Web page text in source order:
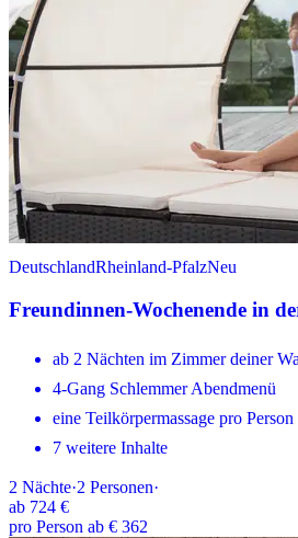
DeutschlandRheinland-PfalzNeu
Freundinnen-Wochenende in
ab 2 Nächten im Zimmer deiner
4-Gang Schlemmer Abendmenü
eine Teilkörpermassage pro Person
7 weitere Inhalte
2 Nächte·2 Personen·
ab 724 €
pro Person ab € 362